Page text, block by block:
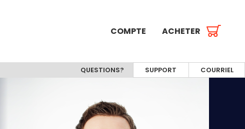
COMPTE ACHETER
QUESTIONS? SUPPORT COURRIEL